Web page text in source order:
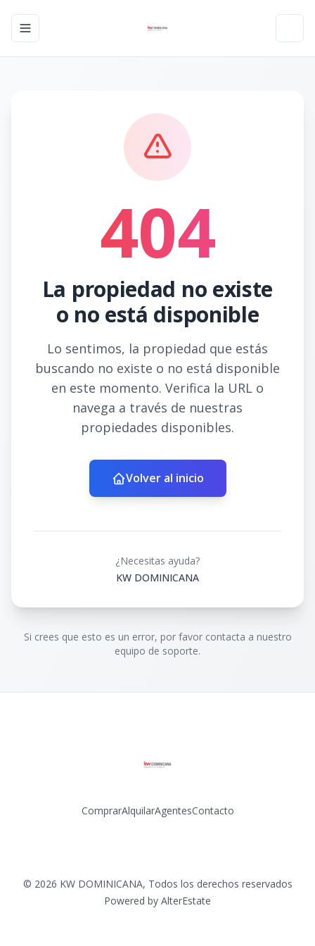
Toggle navigation menu
404
La propiedad no existe
o no está disponible
Lo sentimos, la propiedad que estás
buscando no existe o no está disponible
en este momento. Verifica la URL o
navega a través de nuestras
propiedades disponibles.
Volver al inicio
¿Necesitas ayuda?
KW DOMINICANA
Si crees que esto es un error, por favor contacta a nuestro
equipo de soporte.
ComprarAlquilarAgentesContacto
© 2026 KW DOMINICANA, Todos los derechos reservados
Powered by AlterEstate